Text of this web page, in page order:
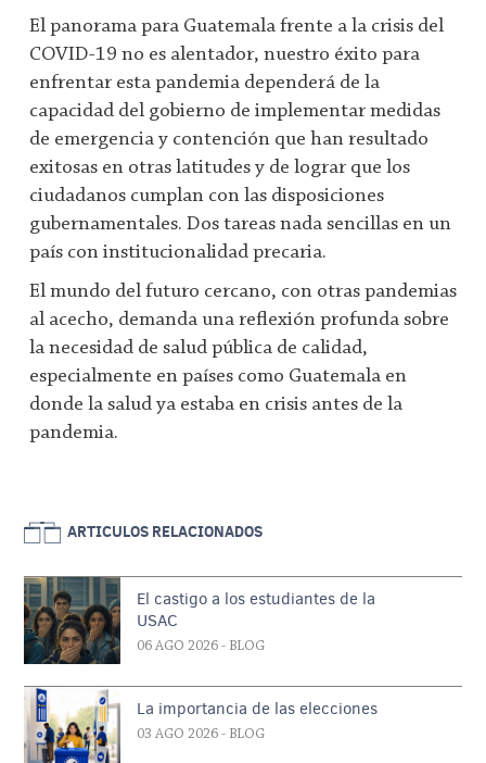
El panorama para Guatemala frente a la crisis del
COVID-19 no es alentador, nuestro éxito para
enfrentar esta pandemia dependerá de la
capacidad del gobierno de implementar medidas
de emergencia y contención que han resultado
exitosas en otras latitudes y de lograr que los
ciudadanos cumplan con las disposiciones
gubernamentales. Dos tareas nada sencillas en un
país con institucionalidad precaria.
El mundo del futuro cercano, con otras pandemias
al acecho, demanda una reflexión profunda sobre
la necesidad de salud pública de calidad,
especialmente en países como Guatemala en
donde la salud ya estaba en crisis antes de la
pandemia.
ARTICULOS RELACIONADOS
El castigo a los estudiantes de la
USAC
06 AGO 2026 - BLOG
La importancia de las elecciones
03 AGO 2026 - BLOG